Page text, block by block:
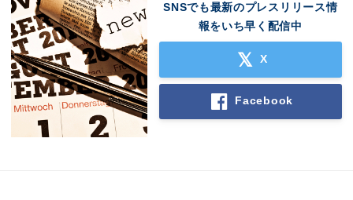
SNSでも最新のプレスリリース情
報をいち早く配信中
X
Facebook